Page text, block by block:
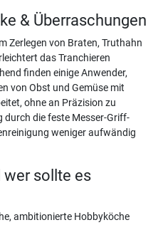
& Überraschungen
Zerlegen von Braten, Truthahn
das Tranchieren
finden einige Anwender,
von Obst und Gemüse mit
ohne an Präzision zu
durch die feste Messer-Griff-
weniger aufwändig
wer sollte es
ambitionierte Hobbyköche